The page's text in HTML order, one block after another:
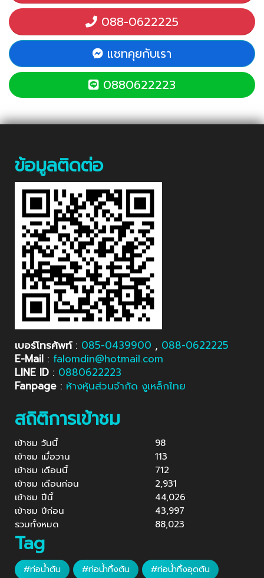
088-0622225
แชทคุยกับเรา
0880622223
ข้อมูลติดต่อ
เบอร์โทรศัพท์: 085-0439900 , 088-0622225
E-Mail : falomdin@hotmail.com
LINE ID : 0880622223
Fanpage : ห้างหุ้นส่วนจำกัด งูเหล็กไทย
สถิติการเข้าชม
เข้าชม วันนี้
98
เข้าชม เมื่อวาน
113
เข้าชม เดือนนี้
712
เข้าชม เดือนก่อน
2,931
เข้าชม ปีนี้
44,026
เข้าชม ปีก่อน
43,997
รวมทั้งหมด
88,023
Tag
#ท่อน้ำตัน #ท่อน้ำทิ้งตัน
#ท่อน้ำทิ้งอุดตัน